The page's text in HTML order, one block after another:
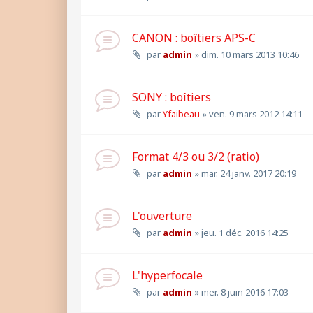
CANON : boîtiers APS-C
par admin »dim. 10 mars 2013 10:46
SONY : boîtiers
parYfaibeau »ven. 9 mars 2012 14:11
Format 4/3 ou 3/2 (ratio)
par admin »mar. 24 janv. 2017 20:19
L'ouverture
par admin »jeu. 1 déc. 2016 14:25
L'hyperfocale
par admin »mer. 8 juin 2016 17:03